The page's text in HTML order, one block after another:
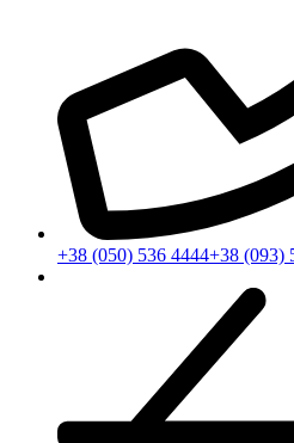
+38 (050) 536 4444+38 (093)